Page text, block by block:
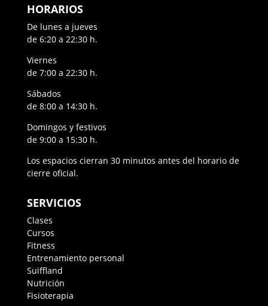
HORARIOS
De lunes a jueves
de 6:20 a 22:30 h.
Viernes
de 7:00 a 22:30 h.
Sábados
de 8:00 a 14:30 h.
Domingos y festivos
de 9:00 a 15:30 h.
Los espacios cierran 30 minutos antes del horario de
cierre oficial.
SERVICIOS
Clases
Cursos
Fitness
Entrenamiento personal
Suiffland
Nutrición
Fisioterapia